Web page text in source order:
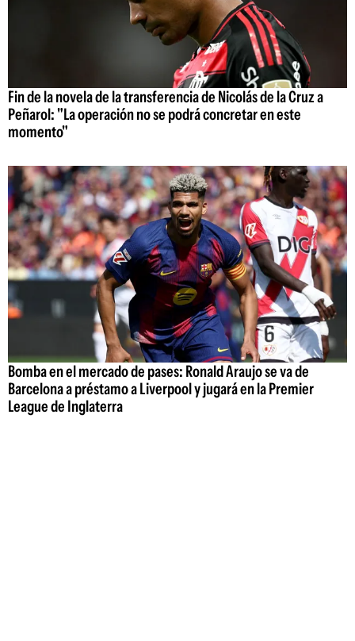
Fin de la novela de la transferencia de Nicolás de la Cruz a
Peñarol: "La operación no se podrá concretar en este
momento"
Bomba en el mercado de pases: Ronald Araujo se va de
Barcelona a préstamo a Liverpool y jugará en la Premier
League de Inglaterra